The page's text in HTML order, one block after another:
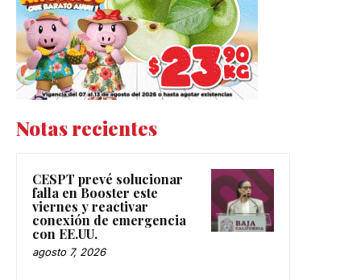
Notas recientes
CESPT prevé solucionar
falla en Booster este
viernes y reactivar
conexión de emergencia
con EE.UU.
agosto 7, 2026